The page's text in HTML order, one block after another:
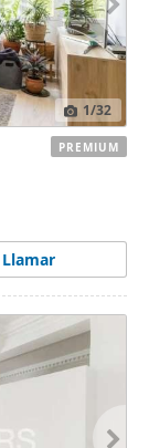
1/32
Llamar
PREMIUM